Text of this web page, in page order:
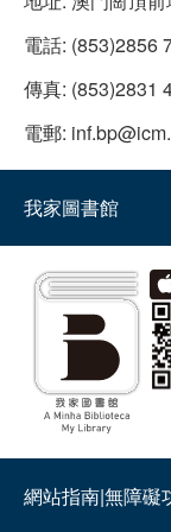
電話: (853)2856
傳真: (853)2831
電郵:
我家圖書館
網站指南|無障礙